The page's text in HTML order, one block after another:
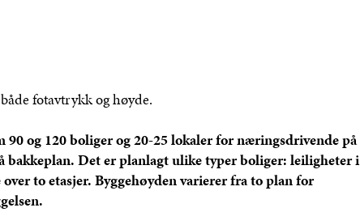
fotavtrykk og høyde.
og 120 boliger og 20-25 lokaler for næringsdrivende på
bakkeplan. Det er planlagt ulike typer boliger: leiligheter i
to etasjer. Byggehøyden varierer fra to plan for